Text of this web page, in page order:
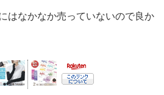
はなかなか売っていないので良か